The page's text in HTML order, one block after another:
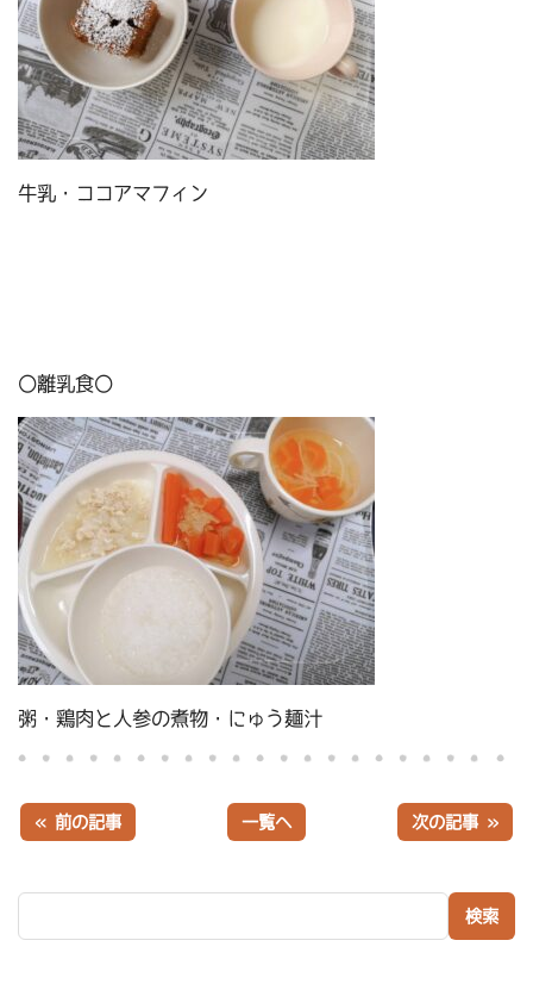
牛乳・ココアマフィン
〇離乳食〇
粥・鶏肉と人参の煮物・にゅう麺汁
« 前の記事 一覧へ 次の記事 »